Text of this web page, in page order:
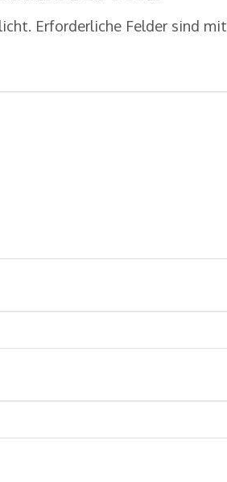
Erforderliche Felder sind mit